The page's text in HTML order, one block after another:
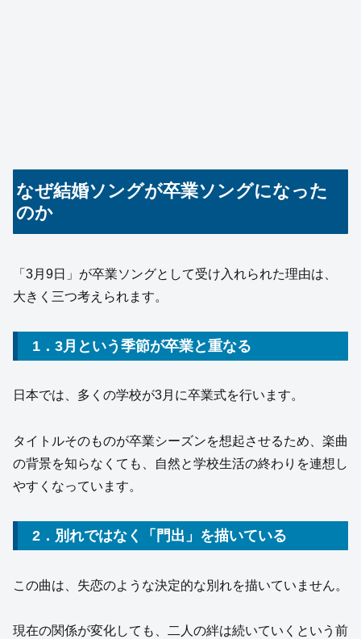
なぜ結婚ソングが卒業ソングになった
のか
「3月9日」が卒業ソングとして受け入れられた理由は、
大きく三つ考えられます。
1．3月という季節が卒業と重なる
日本では、多くの学校が3月に卒業式を行います。
タイトルそのものが卒業シーズンを想起させるため、楽曲
の背景を知らなくても、自然と学校生活の終わりを連想し
やすくなっています。
2．別れではなく「門出」を描いている
この曲は、失恋のような決定的な別れを描いていません。
現在の関係が変化しても、二人の絆は続いていくという前